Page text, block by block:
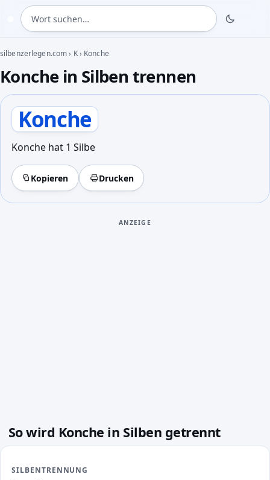
Wort suchen
silbenzerlegen.com› K› Konche
Konche in Silben trennen
Konche
Konche hat 1 Silbe
Kopieren Drucken
ANZEIGE
So wird Konche in Silben getrennt
SILBENTRENNUNG